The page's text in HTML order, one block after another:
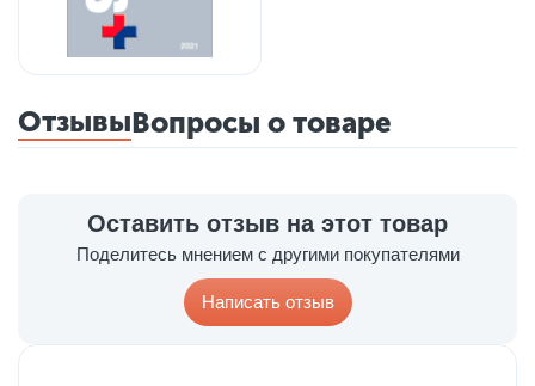
ОтзывыВопросы о товаре
Оставить отзыв на этот товар
Поделитесь мнением с другими покупателями
Написать отзыв